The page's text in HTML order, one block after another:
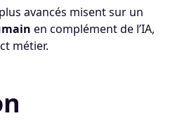
avancés misent sur un
en complément de l’IA,
métier.